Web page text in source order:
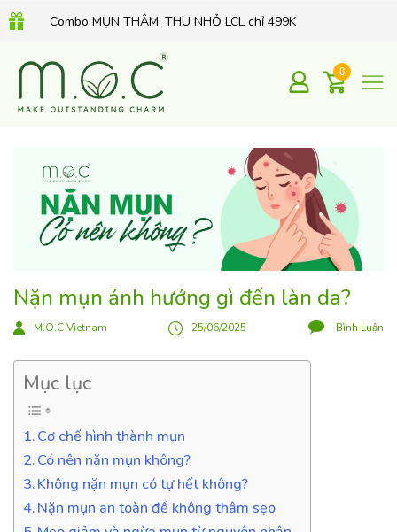
Combo MỤN THÂM, THU NHỎ LCL chỉ 499K
QUÀ TẶNG 350K khi mua Kem dưỡng Retinol hữu cơ 30Gr
0
Nặn mụn ảnh hưởng gì đến làn da?
M.O.C Vietnam 25/06/2025 Bình Luận
Mục lục
Cơ chế hình thành mụn
Có nên nặn mụn không?
Không nặn mụn có tự hết không?
Nặn mụn an toàn để không thâm sẹo